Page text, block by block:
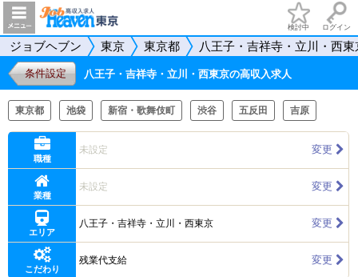
検討中 ログイン
ジョブヘブン 東京 東京都 八王子・吉祥寺・立川・西東
条件設定 八王子・吉祥寺・立川・西東京の高収入求人
東京都 池袋 新宿・歌舞伎町 渋谷 五反田 吉原
職種
未設定 変更
業種
未設定 変更
エリア
八王子・吉祥寺・立川・西東京 変更
こだわり
残業代支給 変更